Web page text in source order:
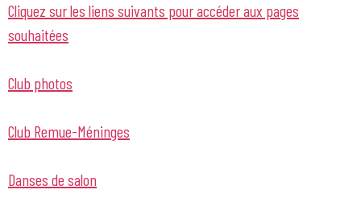
Cliquez sur les liens suivants pour accéder aux pages
souhaitées
Club photos
Club Remue-Méninges
Danses de salon